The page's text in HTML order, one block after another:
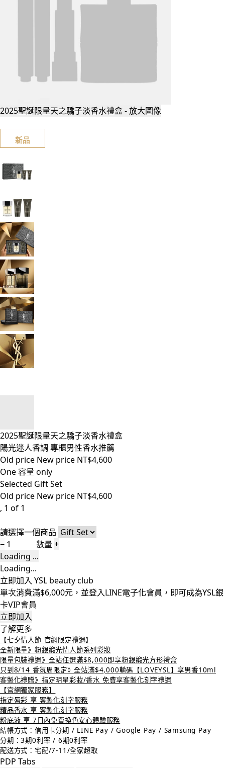
2025聖誕限量天之驕子淡香水禮盒 - 放大圖像
新品
2025聖誕限量天之驕子淡香水禮盒
陽光迷人香調 專櫃男性香水推薦
Old price New price NT$4,600
One 容量 only
Selected Gift Set
Old price New price NT$4,600
, 1 of 1
請選擇一個商品
−
數量+
Loading ...
Loading...
立即加入 YSL beauty club
單次消費滿$6,000元，並登入LINE電子化會員，即可成為YSL銀
卡VIP會員
立即加入
了解更多
【七夕情人節 官網限定禮遇】
全新限量》粉銀緞光情人節系列彩妝
限量包裝禮遇》全站任選滿$8,000即享粉銀緞光方形禮盒
只到8/14 香氛周限定》全站滿$4,000輸碼【LOVEYSL】享男香10ml
客製化禮贈》指定明星彩妝/香水 免費享客製化刻字禮遇
【官網獨家服務】
指定唇彩 享 客製化刻字服務
精品香水 享 客製化刻字服務
粉底液 享 7日內免費換色安心體驗服務
結帳方式：信用卡分期 / LINE Pay / Google Pay / Samsung Pay
分期：3期0利率 / 6期0利率
配送方式：宅配/7-11/全家超取
PDP Tabs